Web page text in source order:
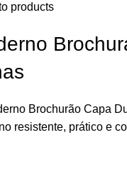
products
Brochurão Capa
resistente, prático e